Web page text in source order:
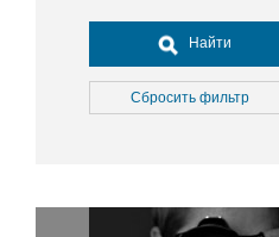
Досуг, туризм и отдых
Культура
Медицина
Окружающая среда
Найти
Сбросить фильтр